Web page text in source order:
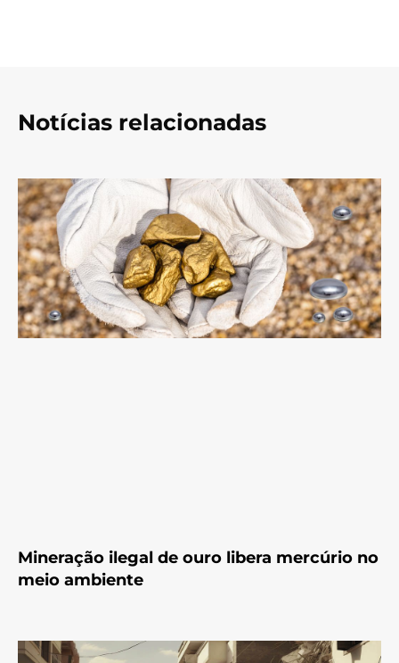
Notícias relacionadas
Mineração ilegal de ouro libera mercúrio no
meio ambiente